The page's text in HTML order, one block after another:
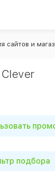
сайтов и
подбора